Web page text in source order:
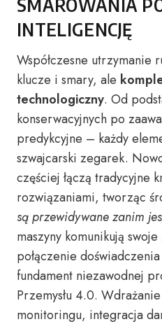
SMAROWANIA
INTELIGENCJĘ
Współczesne utrzymanie
klucze i smary, ale
technologiczny. Od
konserwacyjnych po
predykcyjne – każdy
szwajcarski zegarek.
częściej łączą tradycyjne
rozwiązaniami, tworząc
są przewidywane zanim
maszyny komunikują
połączenie
fundament niezawodnej
Przemysłu 4.0.
monitoringu, integracja